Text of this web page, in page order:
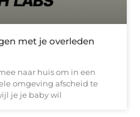
met je overleden
naar huis om in een
omgeving afscheid te
je je baby wil